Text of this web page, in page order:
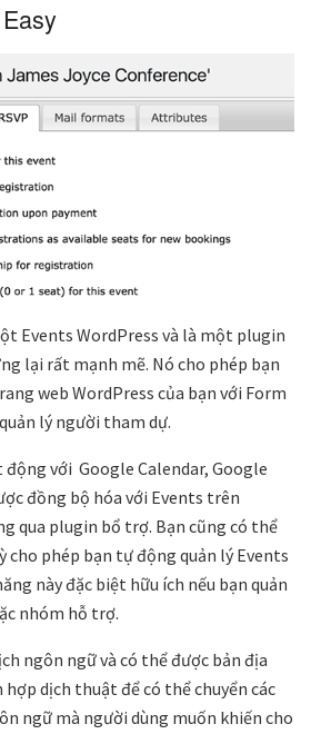
Events WordPress và là một plugin
lại rất mạnh mẽ. Nó cho phép bạn
web WordPress của bạn với Form
lý người tham dự.
động với Google Calendar, Google
đồng bộ hóa với Events trên
qua plugin bổ trợ. Bạn cũng có thể
phép bạn tự động quản lý Events
này đặc biệt hữu ích nếu bạn quản
nhóm hỗ trợ.
ngôn ngữ và có thể được bản địa
dịch thuật để có thể chuyển các
ngữ mà người dùng muốn khiến cho